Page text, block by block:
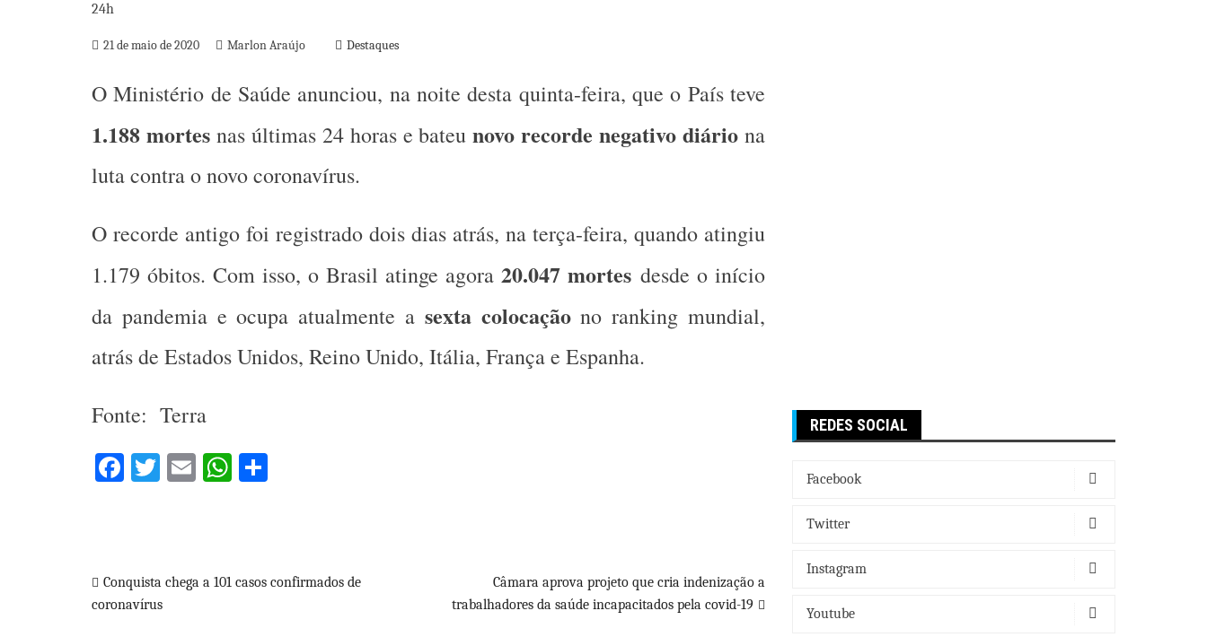
21 de maio de 2020 Marlon Araújo Destaques
O Ministério de Saúde anunciou, na noite desta quinta-feira, que o País teve
1.188 mortesnas últimas 24 horas e bateunovo recorde negativo diário na
luta contra o novo coronavírus.
O recorde antigo foi registrado dois dias atrás, na terça-feira, quando atingiu
1.179 óbitos. Com isso, o Brasil atinge agora 20.047 mortes desde o início
da pandemia e ocupa atualmente a sexta colocaçãono ranking mundial,
atrás de Estados Unidos, Reino Unido, Itália, França e Espanha.
Fonte: Terra
Facebook
Twitter
EmailWhatsApp
Navegação
Conquista chega a 101 casos confirmados de
coronavírus
Câmara aprova projeto que cria indenização a
trabalhadores da saúde incapacitados pela covid-19
REDES SOCIAL
Facebook
Twitter
Instagram
Youtube